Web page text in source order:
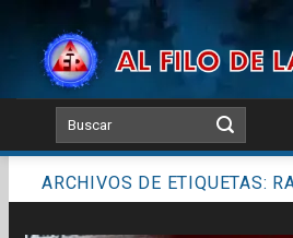
content
ARCHIVOS DE ETIQUETAS: